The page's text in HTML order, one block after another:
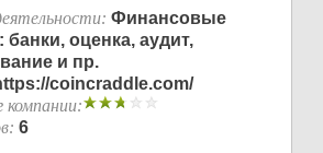
Финансовые
банки, оценка, аудит,
и пр.
coincraddle.com/
компании:
6